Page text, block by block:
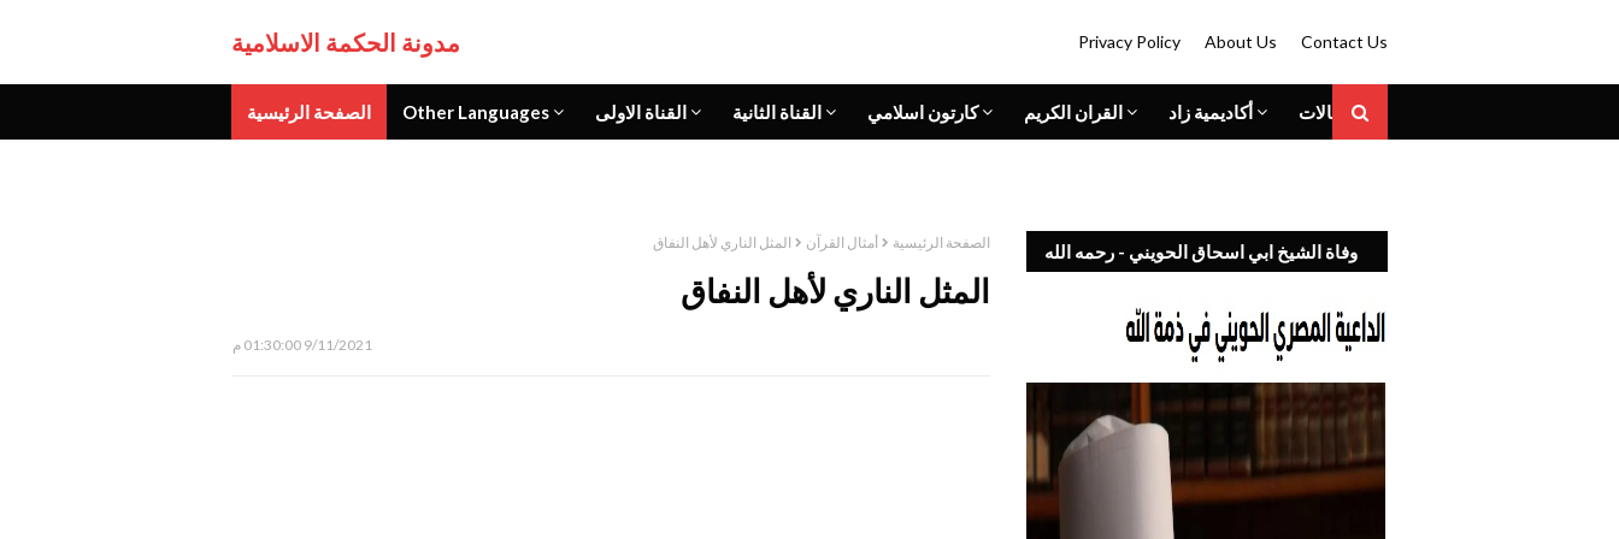
مدونة الحكمة الاسلامية Privacy Policy About Us Contact Us
الصفحة الرئيسية Other Languages القناة الاولى القناة الثانية كارتون اسلامي القران الكريم أكاديمية زاد المقالات
الصفحة الرئيسية أمثال القرآن المثل الناري لأهل النفاق
المثل الناري لأهل النفاق
9/11/2021 01:30:00 م
وفاة الشيخ ابي اسحاق الحويني - رحمه الله